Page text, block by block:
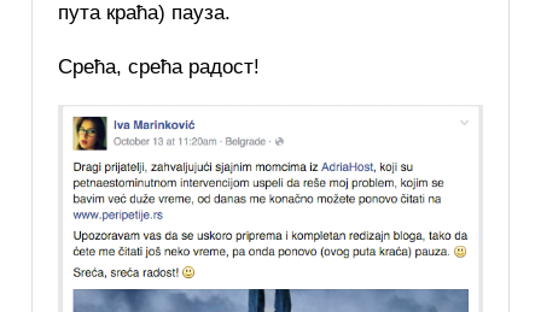
пута краћа) пауза.
Срећа, срећа радост!